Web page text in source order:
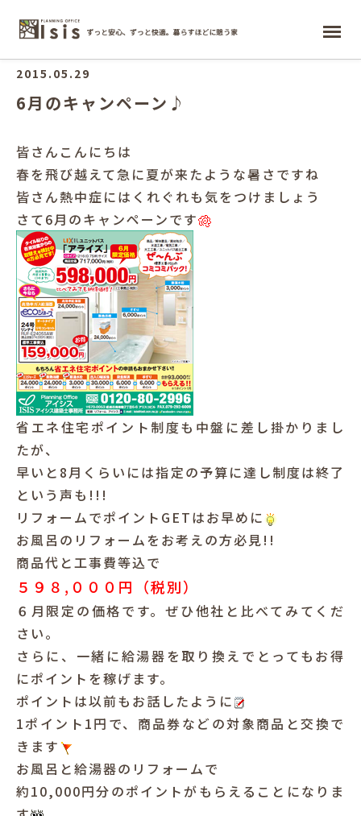
ホーム
犬と暮らす
お客様の声
2015.05.29
6月のキャンペーン♪
皆さんこんにちは
春を飛び越えて急に夏が来たような暑さですね
皆さん熱中症にはくれぐれも気をつけましょう
さて6月のキャンペーンです
省エネ住宅ポイント制度も中盤に差し掛かりまし
たが、
早いと8月くらいには指定の予算に達し制度は終了
という声も!!!
リフォームでポイントGETはお早めに
お風呂のリフォームをお考えの方必見!!
商品代と工事費等込で
５９８,０００円（税別）
６月限定の価格です。ぜひ他社と比べてみてくだ
さい。
さらに、一緒に給湯器を取り換えでとってもお得
にポイントを稼げます。
ポイントは以前もお話したように
1ポイント1円で、商品券などの対象商品と交換で
きます
お風呂と給湯器のリフォームで
約10,000円分のポイントがもらえることになりま